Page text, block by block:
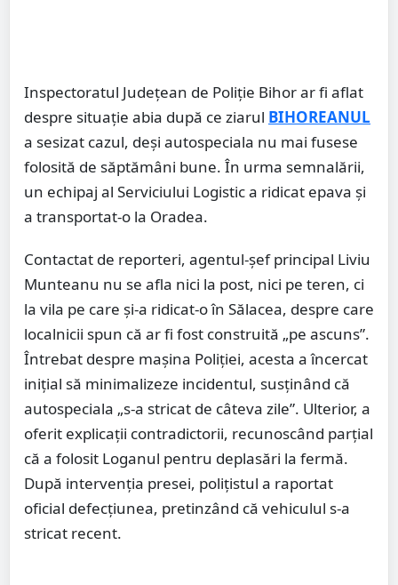
Inspectoratul Județean de Poliție Bihor ar fi aflat
despre situație abia după ce ziarul BIHOREANUL
a sesizat cazul, deși autospeciala nu mai fusese
folosită de săptămâni bune. În urma semnalării,
un echipaj al Serviciului Logistic a ridicat epava și
a transportat-o la Oradea.
Contactat de reporteri, agentul-șef principal Liviu
Munteanu nu se afla nici la post, nici pe teren, ci
la vila pe care și-a ridicat-o în Sălacea, despre care
localnicii spun că ar fi fost construită „pe ascuns”.
Întrebat despre mașina Poliției, acesta a încercat
inițial să minimalizeze incidentul, susținând că
autospeciala „s-a stricat de câteva zile”. Ulterior, a
oferit explicații contradictorii, recunoscând parțial
că a folosit Loganul pentru deplasări la fermă.
După intervenția presei, polițistul a raportat
oficial defecțiunea, pretinzând că vehiculul s-a
stricat recent.